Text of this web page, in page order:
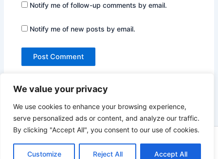
We value your privacy
We use cookies to enhance your browsing experience,
serve personalized ads or content, and analyze our traffic.
By clicking "Accept All", you consent to our use of cookies.
Customize Reject All Accept All
Notify me of follow-up comments by email.
Notify me of new posts by email.
Copyright © 2026 Not Only Hollywood | Powered byAstra
WordPress Theme